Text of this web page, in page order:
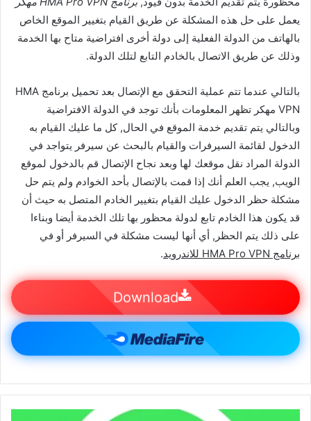
يعمل على حل هذه المشكلة عن طريق القيام بتغيير الموقع الخاص
بالهاتف من الدولة الفعلية إلى دولة أخرى افتراضية متاح بها الخدمة
وذلك عن طريق الاتصال بالخادم التابع لتلك الدولة.
بالتالي عندما تتم عملية التحقق مع الإتصال بعد تحميل برنامج HMA
VPN مهكر تظهر المعلومات بأنك توجد في الدولة الافتراضية
وبالتالي يتم تقديم خدمة الموقع في الحال, كل ما عليك القيام به
الدخول لقائمة السيرفرات والقيام بالبحث عن سيرفر يتواجد في
الدولة المراد نقل موقعك لها وبعد نجاح الإتصال قم بالدخول لموقع
الويب, يجب العلم أنك إذا قمت بالإتصال بأحد الخوادم ولم يتم حل
مشكلة حظر الدخول عليك القيام بتغيير الخادم المتصل به حيث أن
قد يكون هذا الخادم تابع لدولة محظور بها تلك الخدمة أيضا وبناءا
على ذلك يتم الحظر, أي أنها ليست مشكلة في السيرفر أو في
برنامج HMA Pro VPN للاندرويد
.
Download